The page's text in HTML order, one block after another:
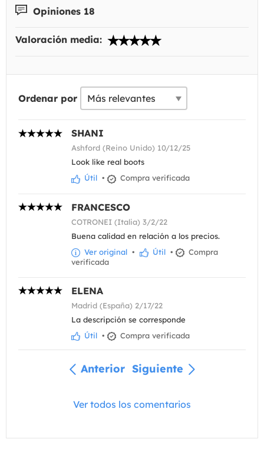
Opiniones 18
Valoración media:
Ordenar por
SHANI
Ashford (Reino Unido) 10/12/25
Look like real boots
Útil • Compra verificada
FRANCESCO
COTRONEI (Italia) 3/2/22
Buena calidad en relación a los precios.
Ver original • Útil •
Compra
verificada
ELENA
Madrid (España) 2/17/22
La descripción se corresponde
Útil • Compra verificada
Anterior Siguiente
Ver todos los comentarios